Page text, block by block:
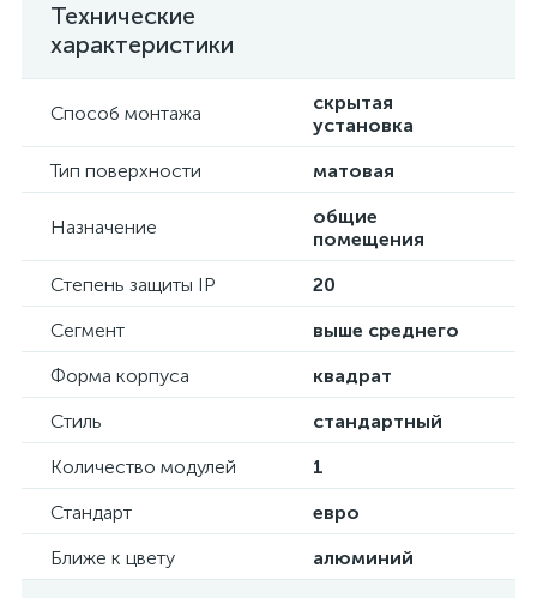
Технические
характеристики
Способ монтажа
скрытая
установка
Тип поверхности
матовая
Назначение
общие
помещения
Степень защиты IP
20
Сегмент
выше среднего
Форма корпуса
квадрат
Стиль
стандартный
Количество модулей
1
Стандарт
евро
Ближе к цвету
алюминий